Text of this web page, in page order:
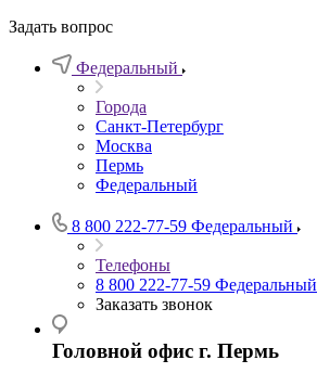
Задать вопрос
Федеральный
Города
Санкт-Петербург
Москва
Пермь
Федеральный
8 800 222-77-59 Федеральный
Телефоны
8 800 222-77-59 Федеральный
Заказать звонок
Головной офис г. Пермь